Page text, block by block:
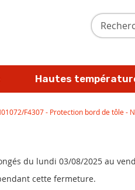
Hautes
F4307 - Protection bord de tôle -
du lundi 03/08/2025 au
cette fermeture.